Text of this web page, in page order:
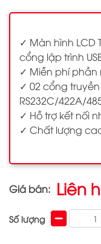
✓ Màn hình LCD
cổng lập trình
✓ Miễn phí phần
✓ 02 cổng
RS232C/422A/
✓ Hỗ trợ kết nối
✓ Chất lượng
Giá bán: Liên
Số lượng